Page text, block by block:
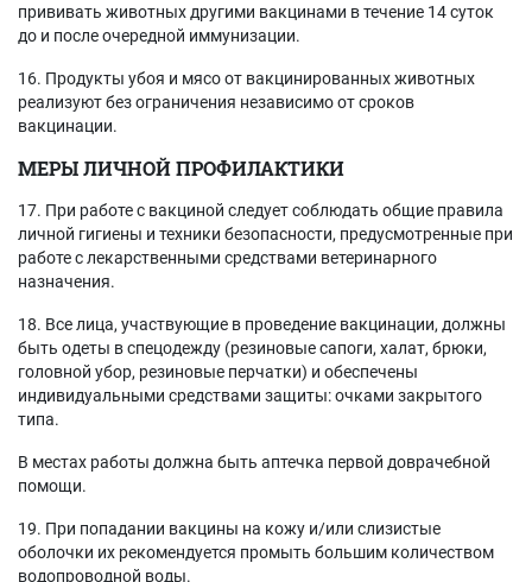
прививать животных другими вакцинами в течение 14 суток
до и после очередной иммунизации.
16. Продукты убоя и мясо от вакцинированных животных
реализуют без ограничения независимо от сроков
вакцинации.
МЕРЫ ЛИЧНОЙ ПРОФИЛАКТИКИ
17. При работе с вакциной следует соблюдать общие правила
личной гигиены и техники безопасности, предусмотренные при
работе с лекарственными средствами ветеринарного
назначения.
18. Все лица, участвующие в проведение вакцинации, должны
быть одеты в спецодежду (резиновые сапоги, халат, брюки,
головной убор, резиновые перчатки) и обеспечены
индивидуальными средствами защиты: очками закрытого
типа.
В местах работы должна быть аптечка первой доврачебной
помощи.
19. При попадании вакцины на кожу и/или слизистые
оболочки их рекомендуется промыть большим количеством
водопроводной воды.